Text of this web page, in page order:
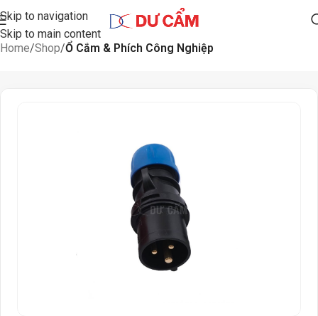
Skip to navigation
Skip to main content
Home Shop Ổ Cắm & Phích Công Nghiệp